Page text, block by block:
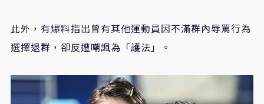
此外，有爆料指出曾有其他運動員因不滿群內辱罵行為
選擇退群，卻反遭嘲諷為「護法」。